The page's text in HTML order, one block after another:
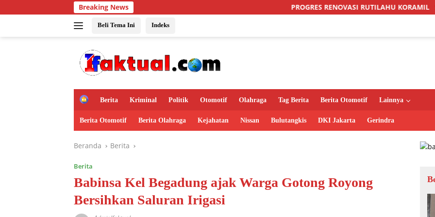
ke
Breaking News PROGRES RENOVASI RUTILAHU KORAMIL SUKOMORO CAPAI
Beli Tema Ini Indeks
H
m
e
Berita Kriminal Politik Otomotif Olahraga Tag Berita Berita Otomotif Lainnya
Berita Otomotif Berita Olahraga Kejahatan Nissan Bulutangkis DKI Jakarta Gerindra
Beranda Berita
Berita
Babinsa Kel Begadung ajak Warga Gotong Royong
Bersihkan Saluran Irigasi